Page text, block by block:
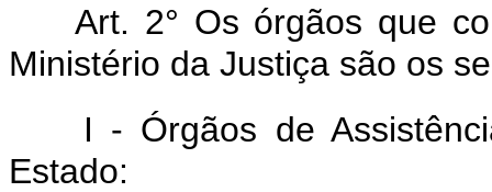
Art. 2° Os órgãos que
Ministério da Justiça são os
I - Órgãos de
Estado: